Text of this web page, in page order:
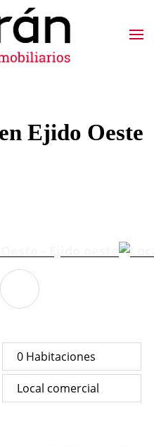
Ejido Oeste
0 Habitaciones
Local comercial